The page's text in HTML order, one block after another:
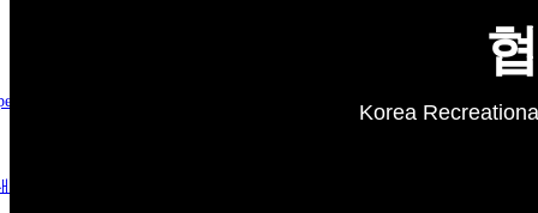
Members Korea